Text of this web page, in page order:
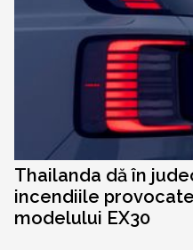
Thailanda dă în
incendiile
modelului EX30